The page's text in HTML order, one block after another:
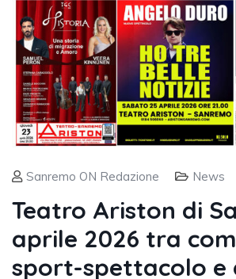
Sanremo ON Redazione News
Teatro Ariston di
aprile 2026 tra
sport-spettacolo e